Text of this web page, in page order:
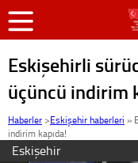
Eskişehirli
üçüncü indirim
Haberler >Eskişehir haberleri »
indirim kapıda!
Eskişehir